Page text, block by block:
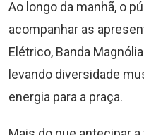
Ao longo da manhã, o
acompanhar as
Elétrico, Banda
levando diversidade
energia para a praça.